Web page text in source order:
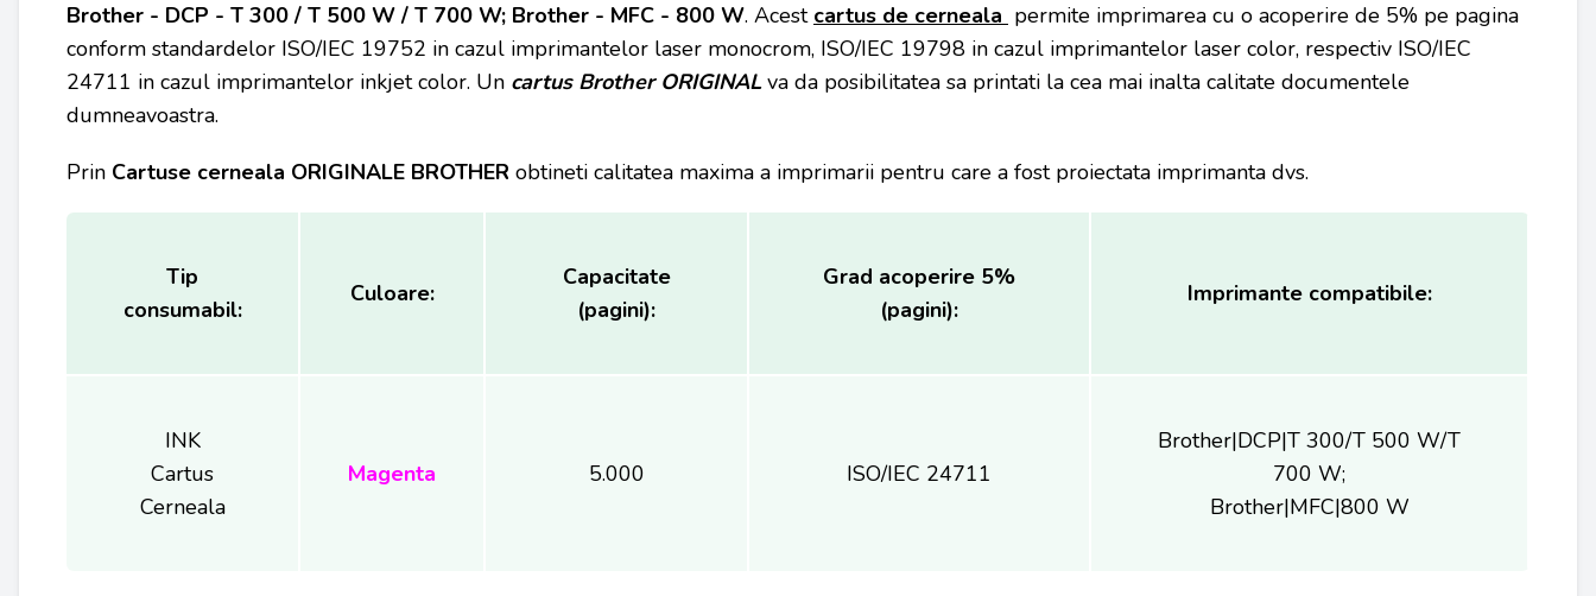
Brother - DCP - T 300 / T 500 W / T 700 W; Brother - MFC - 800 W. Acest cartus de cerneala permite imprimarea cu o acoperire de 5% pe pagina
conform standardelor ISO/IEC 19752 in cazul imprimantelor laser monocrom, ISO/IEC 19798 in cazul imprimantelor laser color, respectiv ISO/IEC
24711 in cazul imprimantelor inkjet color. Un cartus Brother ORIGINALva da posibilitatea sa printati la cea mai inalta calitate documentele
dumneavoastra.
Prin Cartuse cerneala ORIGINALE BROTHER obtineti calitatea maxima a imprimarii pentru care a fost proiectata imprimanta dvs.
Tip
consumabil:
Culoare:
Capacitate
(pagini):
Grad acoperire 5%
(pagini):
Imprimante compatibile:
INK
Cartus
Cerneala
Magenta 5.000 ISO/IEC 24711
Brother|DCP|T 300/T 500 W/T
700 W;
Brother|MFC|800 W